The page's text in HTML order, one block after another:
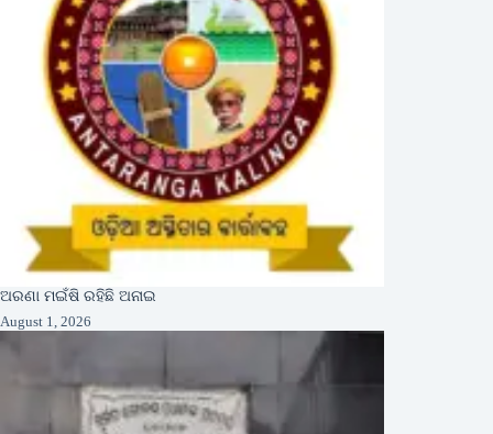
ଅରଣା ମଇଁଷି ରହିଛି ଅନାଇ
August 1, 2026